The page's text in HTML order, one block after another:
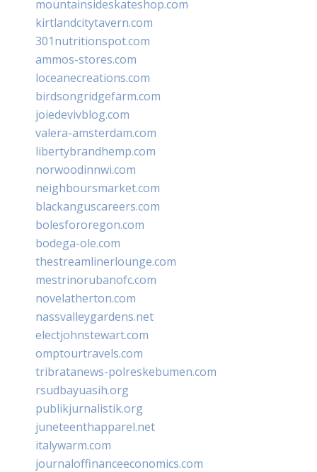
mountainsideskateshop.com
kirtlandcitytavern.com
301nutritionspot.com
ammos-stores.com
loceanecreations.com
birdsongridgefarm.com
joiedevivblog.com
valera-amsterdam.com
libertybrandhemp.com
norwoodinnwi.com
neighboursmarket.com
blackanguscareers.com
bolesfororegon.com
bodega-ole.com
thestreamlinerlounge.com
mestrinorubanofc.com
novelatherton.com
nassvalleygardens.net
electjohnstewart.com
omptourtravels.com
tribratanews-polreskebumen.com
rsudbayuasih.org
publikjurnalistik.org
juneteenthapparel.net
italywarm.com
journaloffinanceeconomics.com